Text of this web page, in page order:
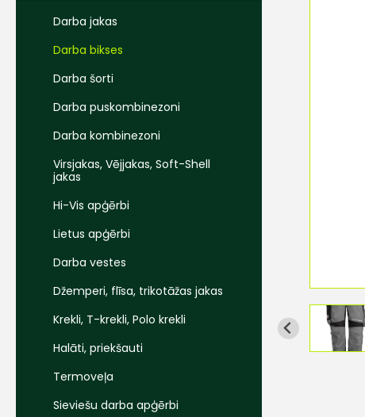
Darba jakas
Darba bikses
Darba šorti
Darba puskombinezoni
Darba kombinezoni
Virsjakas, Vējjakas, Soft-Shell
jakas
Hi-Vis apģērbi
Lietus apģērbi
Darba vestes
Džemperi, flīsa, trikotāžas jakas
Krekli, T-krekli, Polo krekli
Halāti, priekšauti
Termoveļa
Sieviešu darba apģērbi